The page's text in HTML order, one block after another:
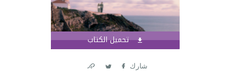
تحميل الكتاب
شارك